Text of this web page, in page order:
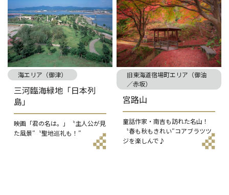
海エリア（御津）
三河臨海緑地「日本列
島」
映画「君の名は。」〝主人公が見
た風景″〝聖地巡礼も！″
旧東海道宿場町エリア（御油
／赤坂）
宮路山
童話作家・南吉も訪れた名山！
〝春も秋もきれい″コアブラツツ
ジを楽しんで♪